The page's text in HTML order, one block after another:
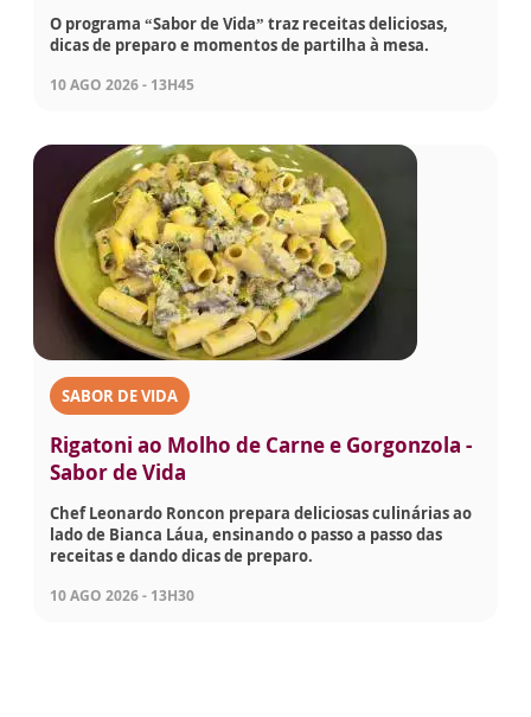
O programa “Sabor de Vida” traz receitas deliciosas,
dicas de preparo e momentos de partilha à mesa.
10 AGO 2026 - 13H45
SABOR DE VIDA
Rigatoni ao Molho de Carne e Gorgonzola -
Sabor de Vida
Chef Leonardo Roncon prepara deliciosas culinárias ao
lado de Bianca Láua, ensinando o passo a passo das
receitas e dando dicas de preparo.
10 AGO 2026 - 13H30